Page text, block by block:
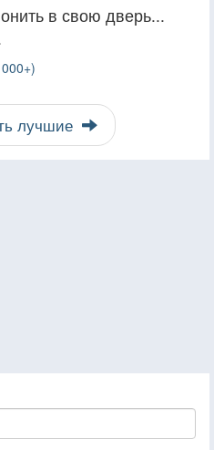
в свою дверь...
лучшие